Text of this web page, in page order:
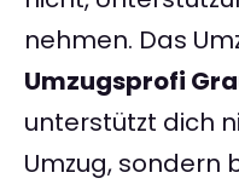
nehmen. Das
Umzugsprofi
unterstützt dich
Umzug, sondern